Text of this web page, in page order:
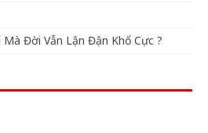
Đời Vẫn Lận Đận Khổ Cực ?